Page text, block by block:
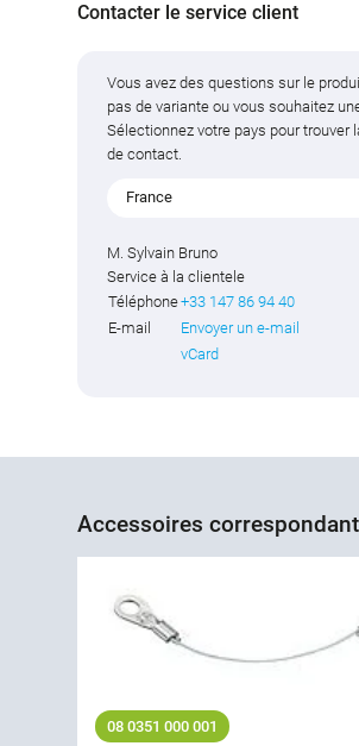
Contacter le service client
Vous avez des questions sur le
pas de variante ou vous souhaitez
Sélectionnez votre pays pour trouver
de contact.
France
M. Sylvain Bruno
Service à la clientele
Téléphone+33 147 86 94 40
E-mail
Envoyer un e-mail
vCard
Accessoires
08 0351 000 001